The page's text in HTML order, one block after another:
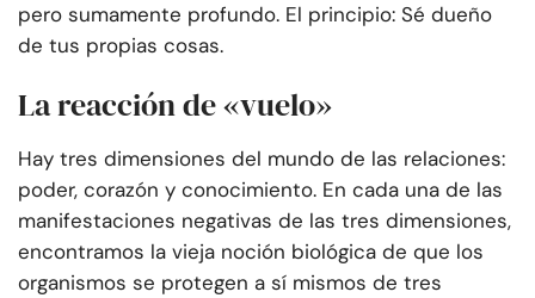
pero sumamente profundo. El principio: Sé dueño
de tus propias cosas.
La reacción de «vuelo»
Hay tres dimensiones del mundo de las relaciones:
poder, corazón y conocimiento. En cada una de las
manifestaciones negativas de las tres dimensiones,
encontramos la vieja noción biológica de que los
organismos se protegen a sí mismos de tres